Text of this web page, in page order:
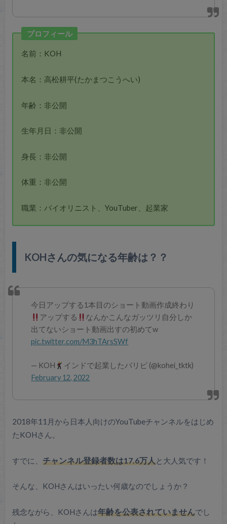
プロフィール
名前：KOH
本名：高松耕平(たかまつこうへい)
年齢：非公開
生年月日：非公開
身長：非公開
体重：非公開
職業：バイオリニスト、YouTuber、起業家
KOHさんの気になる年齢は？？
今日アップする1本目のショート動画作成終わり
アップする
なんかこんなガッツリ自分しか
出てないショート動画出すの初めてw
pic.twitter.com/M3hTArsSWf
— KOH
インドで起業したパリピ (@kohei_tktk)
February 12, 2022
2018年11月から日本人向けのYouTubeチャンネルをはじめ
たKOHさん。
すでに、 チャンネル登録者数は17.6万人と大人気です！
そんな、KOHさんはいったい何歳なのでしょうか？
残念ながら、KOHさんは年齢を公表されていませんでし